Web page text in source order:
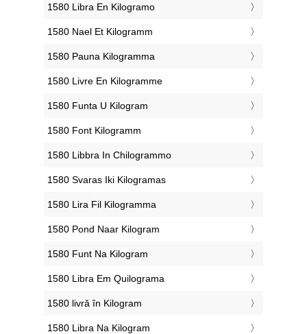
‎1580 Libra En Kilogramo
‎1580 Nael Et Kilogramm
‎1580 Pauna Kilogramma
‎1580 Livre En Kilogramme
‎1580 Funta U Kilogram
‎1580 Font Kilogramm
‎1580 Libbra In Chilogrammo
‎1580 Svaras Iki Kilogramas
‎1580 Lira Fil Kilogramma
‎1580 Pond Naar Kilogram
‎1580 Funt Na Kilogram
‎1580 Libra Em Quilograma
‎1580 livră în Kilogram
‎1580 Libra Na Kilogram